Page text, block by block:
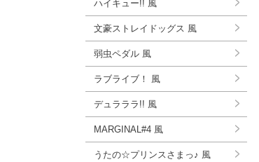
ハイキュー!! 風
文豪ストレイドッグス 風
弱虫ペダル 風
ラブライブ！ 風
デュラララ!! 風
MARGINAL#4 風
うたの☆プリンスさまっ♪ 風